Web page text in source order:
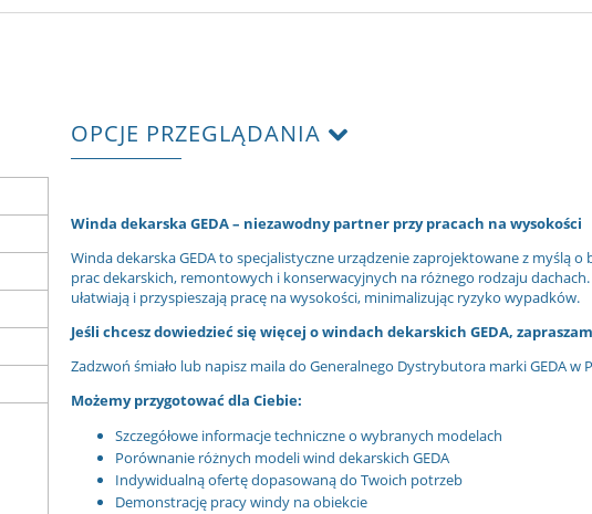
OPCJE PRZEGLĄDANIA
Winda dekarska GEDA – niezawodny partner przy pracach na wysokości
Winda dekarska GEDA to specjalistyczne urządzenie zaprojektowane z myślą
prac dekarskich, remontowych i konserwacyjnych na różnego rodzaju
ułatwiają i przyspieszają pracę na wysokości, minimalizując ryzyko wypadków.
Jeśli chcesz dowiedzieć się więcej o windach dekarskich GEDA,
Zadzwoń śmiało lub napisz maila do Generalnego Dystrybutora marki GEDA w
Możemy przygotować dla Ciebie:
Szczegółowe informacje techniczne o wybranych modelach
Porównanie różnych modeli wind dekarskich GEDA
Indywidualną ofertę dopasowaną do Twoich potrzeb
Demonstrację pracy windy na obiekcie